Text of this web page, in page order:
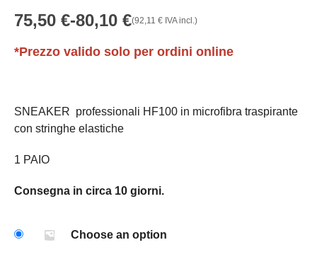
75,50 €-80,10 €
Fascia
di
prezzo:
a
80,10 €
(92,11 € IVA incl.)
*Prezzo valido solo per ordini online
SNEAKER professionali HF100 in microfibra traspirante
con stringhe elastiche
1 PAIO
Consegna in circa 10 giorni.
Choose an option